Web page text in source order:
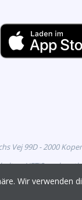
Vej 99D - 2000
VETiSearch
richtet
Wir